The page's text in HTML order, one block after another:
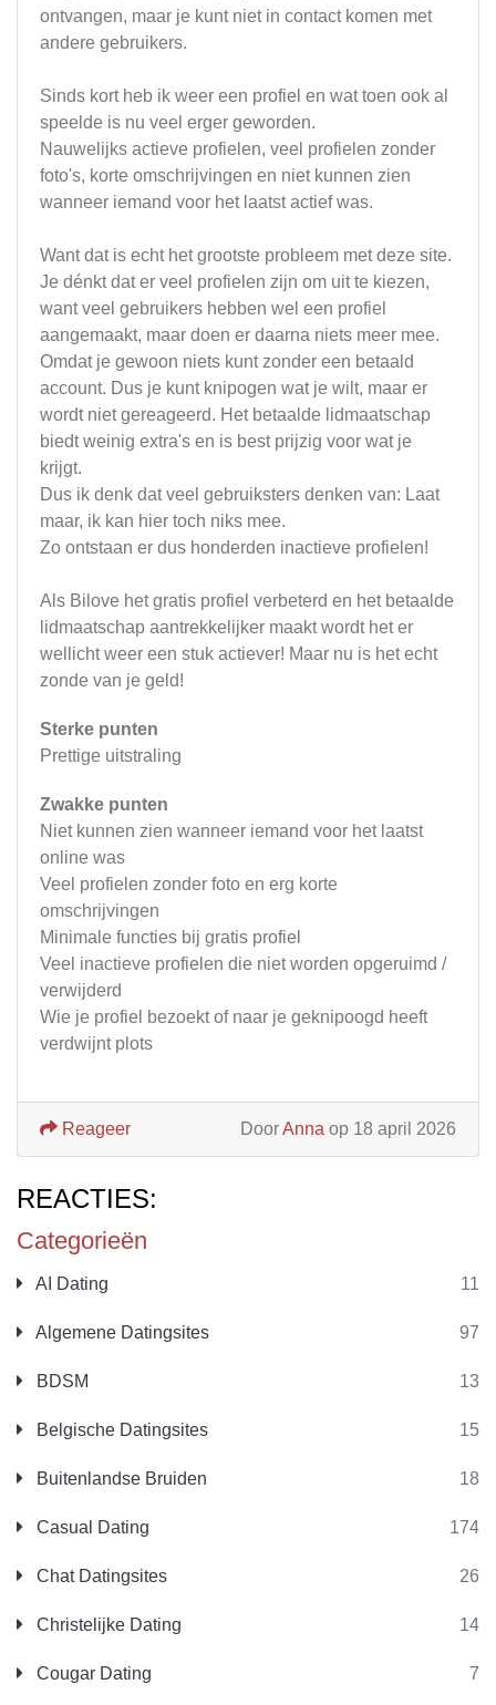
Categorieën
AI Dating 11
Algemene Datingsites 97
BDSM 13
Belgische Datingsites 15
Buitenlandse Bruiden 18
Casual Dating 174
Chat Datingsites 26
Christelijke Dating 14
Cougar Dating 7
ontvangen, maar je kunt niet in contact komen met
andere gebruikers.
Sinds kort heb ik weer een profiel en wat toen ook al
speelde is nu veel erger geworden.
Nauwelijks actieve profielen, veel profielen zonder
foto's, korte omschrijvingen en niet kunnen zien
wanneer iemand voor het laatst actief was.
Want dat is echt het grootste probleem met deze site.
Je dénkt dat er veel profielen zijn om uit te kiezen,
want veel gebruikers hebben wel een profiel
aangemaakt, maar doen er daarna niets meer mee.
Omdat je gewoon niets kunt zonder een betaald
account. Dus je kunt knipogen wat je wilt, maar er
wordt niet gereageerd. Het betaalde lidmaatschap
biedt weinig extra's en is best prijzig voor wat je
krijgt.
Dus ik denk dat veel gebruiksters denken van: Laat
maar, ik kan hier toch niks mee.
Zo ontstaan er dus honderden inactieve profielen!
Als Bilove het gratis profiel verbeterd en het betaalde
lidmaatschap aantrekkelijker maakt wordt het er
wellicht weer een stuk actiever! Maar nu is het echt
zonde van je geld!
Sterke punten
Prettige uitstraling
Zwakke punten
Niet kunnen zien wanneer iemand voor het laatst
online was
Veel profielen zonder foto en erg korte
omschrijvingen
Minimale functies bij gratis profiel
Veel inactieve profielen die niet worden opgeruimd /
verwijderd
Wie je profiel bezoekt of naar je geknipoogd heeft
verdwijnt plots
DoorAnna op 18 april 2026
Reageer
REACTIES: